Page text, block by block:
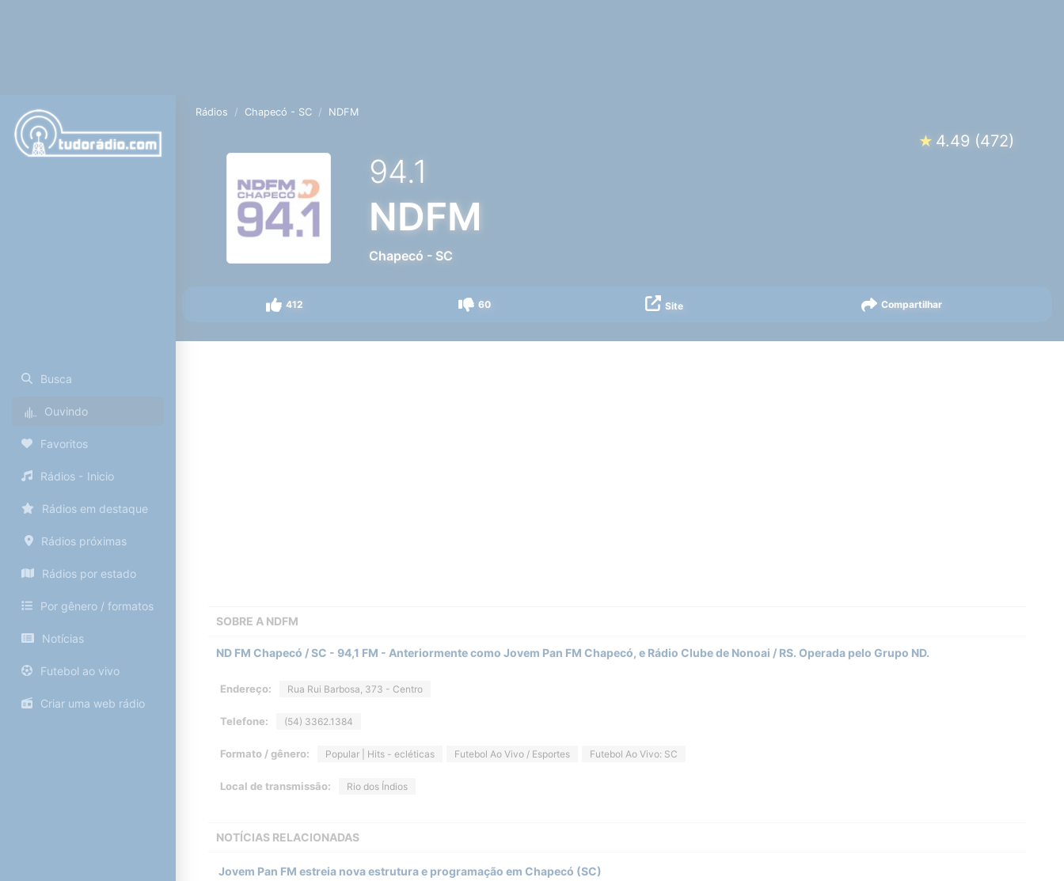
Busca
Ouvindo
Favoritos
Rádios - Inicio
Rádios em destaque
Rádios próximas
Rádios por estado
Por gênero / formatos
Notícias
Futebol ao vivo
Criar uma web rádio
Rádios Chapecó - SC NDFM
★ 4.49 (472)
94.1
NDFM
Chapecó - SC
412 60 Site Compartilhar
SOBRE A NDFM
ND FM Chapecó / SC - 94,1 FM - Anteriormente como Jovem Pan FM Chapecó, e Rádio Clube de Nonoai / RS. Operada pelo Grupo ND.
Endereço: Rua Rui Barbosa, 373 - Centro
Telefone: (54) 3362.1384
Formato / gênero: Popular | Hits - ecléticas Futebol Ao Vivo / Esportes Futebol Ao Vivo: SC
Local de transmissão: Rio dos Índios
NOTÍCIAS RELACIONADAS
Jovem Pan FM estreia nova estrutura e programação em Chapecó (SC)